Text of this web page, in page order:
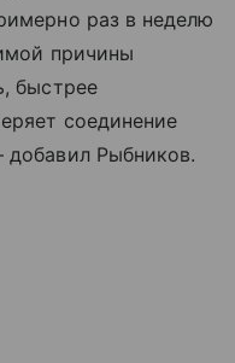
раз в неделю
причины
быстрее
соединение
Рыбников.